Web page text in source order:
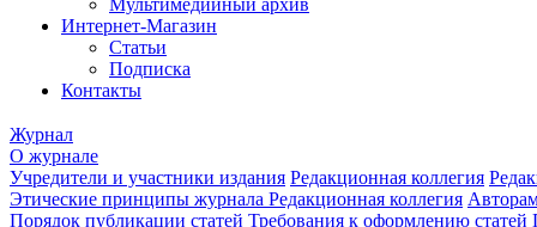
Мультимедийный архив
Интернет-Магазин
Статьи
Подписка
Контакты
Журнал
О журнале
Учредители и участники издания Редакционная коллегия
Этические принципы журнала Редакционная коллегия
Порядок публикации статей Требования к оформлению статей